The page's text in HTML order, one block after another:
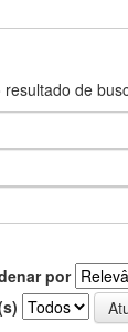
de
por